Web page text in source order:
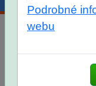
po skutečných
Podrobné
webu